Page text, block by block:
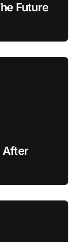
Future
After